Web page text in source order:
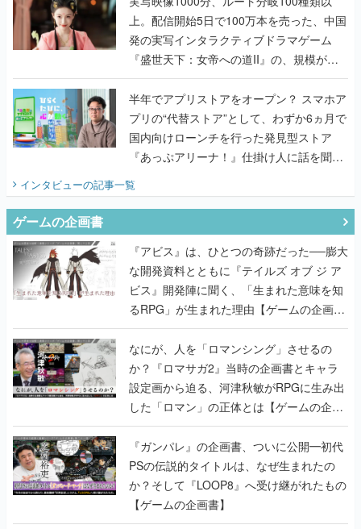
上。配信開始5日で100万本を売った、中国
発の実写インタラクティブドラマゲーム
『盛世天下：女帝への道II』の、規模が違
うこだわりをプロデューサーに聞いた
半年でアプリストアをオープン？ スマホア
プリの“代替ストア”として、わずか6ヵ月で
国内向けローンチを行った発見型ストア
『あっぷアリーナ！』仕掛け人に話を聞い
てみた
インタビューの記事一覧
ゲームの企画書
『アビス』は、ひとつの奇跡だった──膨大
な開発資料とともに『テイルズ オブ ジ ア
ビス』開発陣に聞く、「生まれた意味を知
るRPG」が生まれた理由【ゲームの企画
書】
なにが、人を「ロマンシング」させるの
か？『ロマサガ2』当時の企画書とキャラ
設定画から迫る、河津秋敏がRPGに生み出
した「ロマン」の正体とは【ゲームの企画
書】
『ガンパレ』の企画書、ついに公開━初代
PSの伝説的タイトルは、なぜ生まれたの
か？そして『LOOP8』へ受け継がれたもの
【ゲームの企画書】